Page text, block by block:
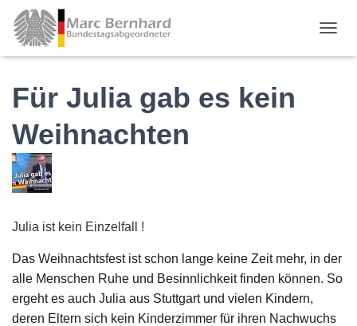
Für Julia gab es kein
Weihnachten
Julia ist kein Einzelfall !
Das Weihnachtsfest ist schon lange keine Zeit mehr, in der
alle Menschen Ruhe und Besinnlichkeit finden können. So
ergeht es auch Julia aus Stuttgart und vielen Kindern,
deren Eltern sich kein Kinderzimmer für ihren Nachwuchs